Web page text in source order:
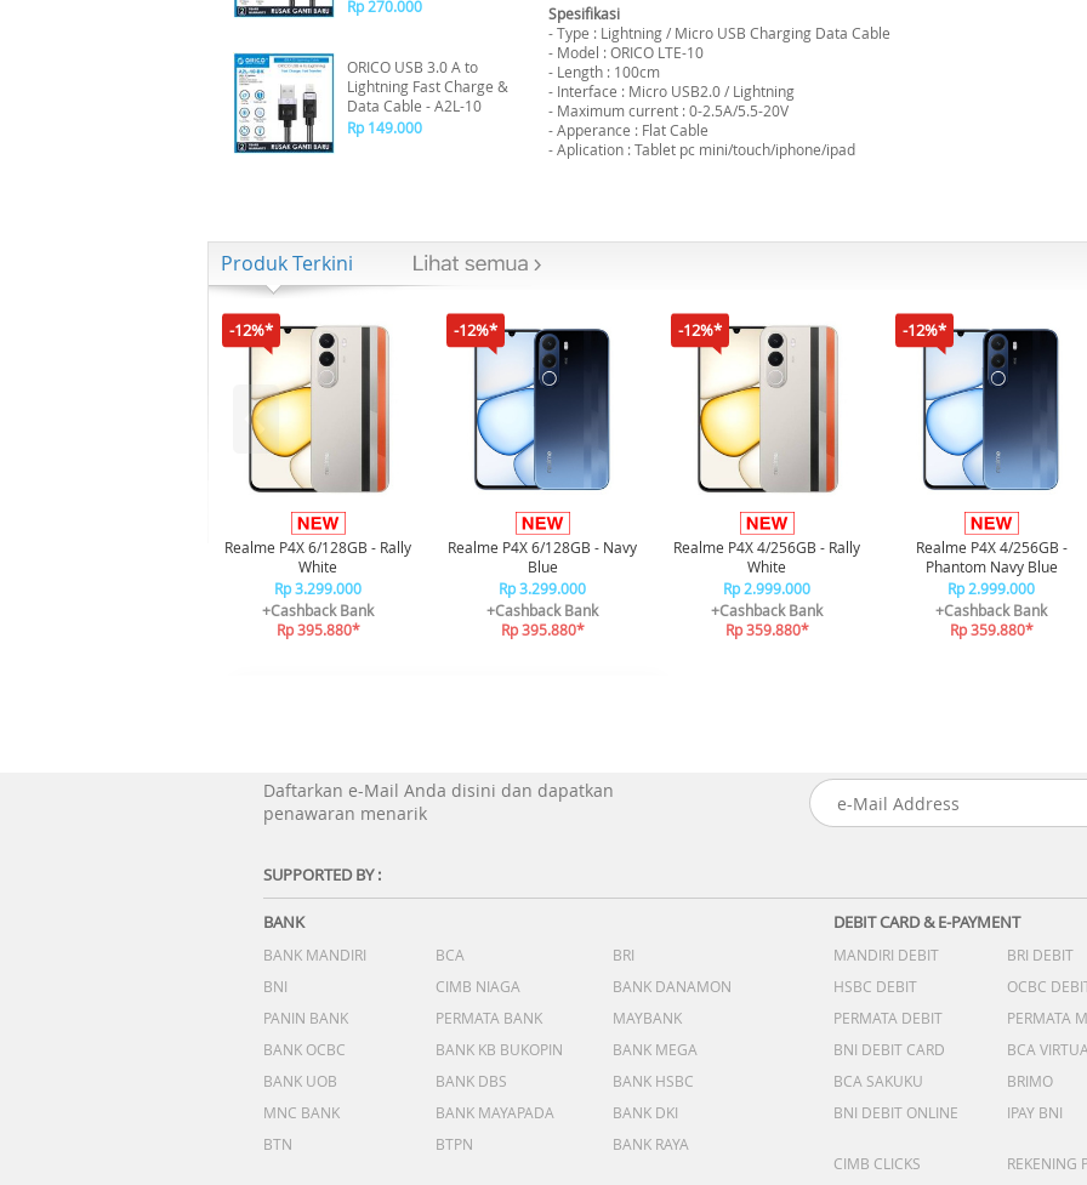
Rp 270.000
ORICO USB 3.0 A to
Lightning Fast Charge &
Data Cable - A2L-10
Rp 149.000
Spesifikasi
- Type : Lightning / Micro USB Charging Data Cable
- Model : ORICO LTE-10
- Length : 100cm
- Interface : Micro USB2.0 / Lightning
- Maximum current : 0-2.5A/5.5-20V
- Apperance : Flat Cable
- Aplication : Tablet pc mini/touch/iphone/ipad
Produk Terkini
-12%*
Realme P4X 6/128GB - Rally
White
Rp 3.299.000
+Cashback Bank
Rp 395.880*
-12%*
Realme P4X 6/128GB - Navy
Blue
Rp 3.299.000
+Cashback Bank
Rp 395.880*
-12%*
Realme P4X 4/256GB - Rally
White
Rp 2.999.000
+Cashback Bank
Rp 359.880*
-12%*
Realme P4X 4/256GB -
Phantom Navy Blue
Rp 2.999.000
+Cashback Bank
Rp 359.880*
Daftarkan e-Mail Anda disini dan dapatkan
penawaran menarik
SUPPORTED BY :
BANK
BANK MANDIRI BCA
BRI
BNI
CIMB NIAGA
BANK DANAMON
PANIN BANK
PERMATA BANK
MAYBANK
BANK OCBC
BANK KB BUKOPIN
BANK MEGA
BANK UOB
BANK DBS
BANK HSBC
MNC BANK
BANK MAYAPADA
BANK DKI
BTN
BTPN BANK RAYA
DEBIT CARD & E-PAYMENT
MANDIRI DEBIT BRI DEBIT
HSBC DEBIT
OCBC
PERMATA DEBIT
PERMATA
BNI DEBIT CARD
BCA
BCA SAKUKU
BRIMO
BNI DEBIT ONLINE
IPAY BNI
CIMB CLICKS
REKENING